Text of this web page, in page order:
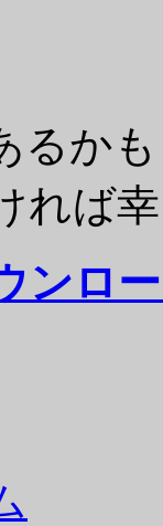
るか
れば
ンロ